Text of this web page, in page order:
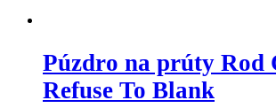
Púzdro na prúty Rod
Refuse To Blank